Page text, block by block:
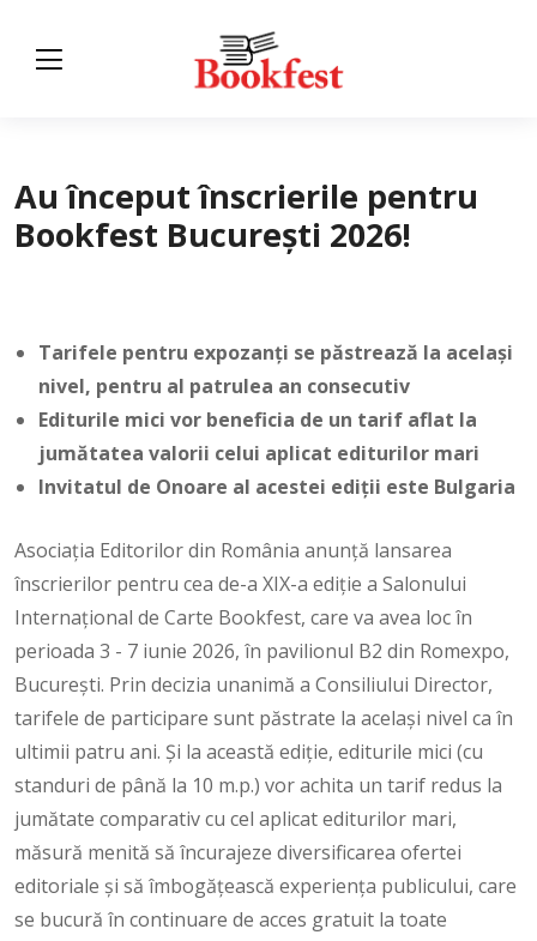
Au început înscrierile pentru
Bookfest București 2026!
Tarifele pentru expozanți se păstrează la același
nivel, pentru al patrulea an consecutiv
Editurile mici vor beneficia de un tarif aflat la
jumătatea valorii celui aplicat editurilor mari
Invitatul de Onoare al acestei ediții este Bulgaria
Asociația Editorilor din România anunță lansarea
înscrierilor pentru cea de-a XIX-a ediție a Salonului
Internațional de Carte Bookfest, care va avea loc în
perioada 3 - 7 iunie 2026, în pavilionul B2 din Romexpo,
București. Prin decizia unanimă a Consiliului Director,
tarifele de participare sunt păstrate la același nivel ca în
ultimii patru ani. Și la această ediție, editurile mici (cu
standuri de până la 10 m.p.) vor achita un tarif redus la
jumătate comparativ cu cel aplicat editurilor mari,
măsură menită să încurajeze diversificarea ofertei
editoriale și să îmbogățească experiența publicului, care
se bucură în continuare de acces gratuit la toate